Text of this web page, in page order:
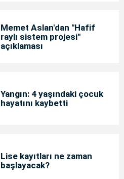
Memet Aslan'dan "Hafif
raylı sistem projesi"
açıklaması
Yangın: 4 yaşındaki çocuk
hayatını kaybetti
Lise kayıtları ne zaman
başlayacak?